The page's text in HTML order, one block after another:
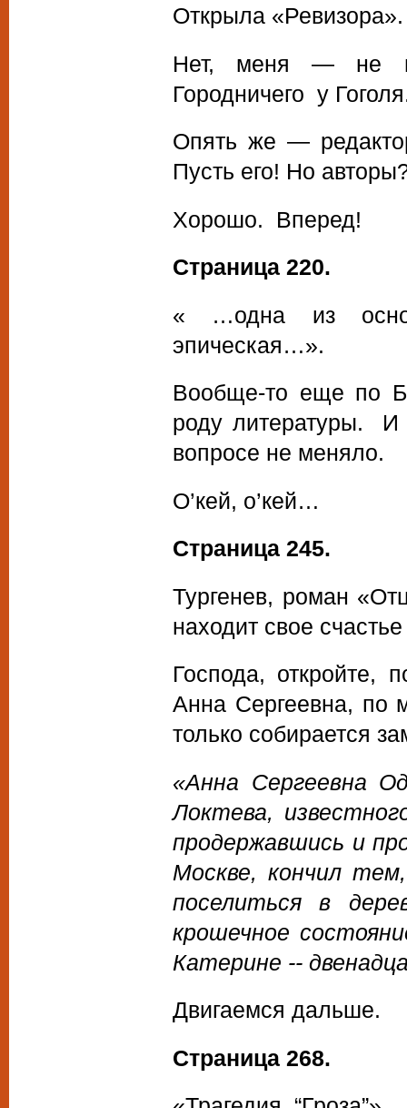
Открыла «Ревизора».
Нет, меня — не
Городничего у
Опять же —
Пусть его! Но
Хорошо. Вперед!
Страница 220.
« …одна из
эпическая…».
Вообще-то еще по
роду литературы. И
вопросе не меняло.
О’кей, о’кей…
Страница 245.
Тургенев, роман
находит свое
Господа, откройте,
Анна Сергеевна,
только собирается
«Анна Сергеевна
Локтева,
продержавшись и
Москве, кончил
поселиться в
крошечное
Катерине --
Двигаемся дальше.
Страница 268.